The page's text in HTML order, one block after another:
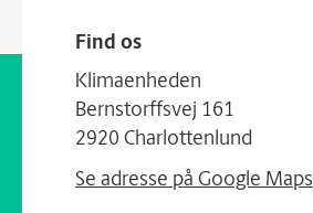
Find os
Klimaenheden
Bernstorffsvej 161
2920 Charlottenlund
Se adresse på Google Maps